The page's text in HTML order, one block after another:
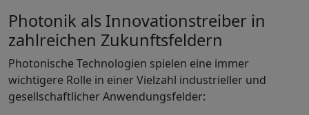
Photonik als Innovationstreiber in
zahlreichen Zukunftsfeldern
Photonische Technologien spielen eine immer
wichtigere Rolle in einer Vielzahl industrieller und
gesellschaftlicher Anwendungsfelder: